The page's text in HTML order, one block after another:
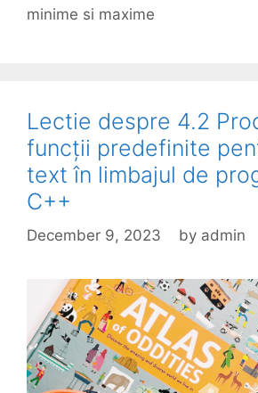
minime si maxime
Lectie despre 4.2
funcții predefinite
text în limbajul de
C++
December 9, 2023 by admin